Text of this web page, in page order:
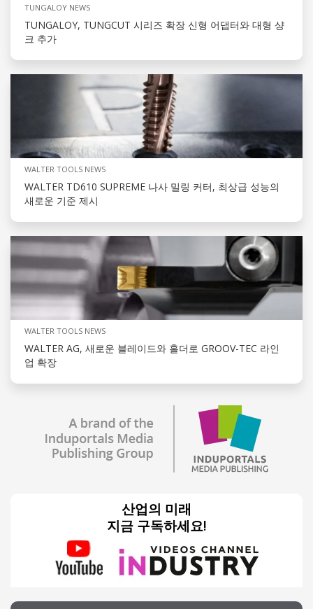
TUNGALOY NEWS
TUNGALOY, TUNGCUT 시리즈 확장 신형 어댑터와 대형 샹
크 추가
WALTER TOOLS NEWS
WALTER TD610 SUPREME 나사 밀링 커터, 최상급 성능의
새로운 기준 제시
WALTER TOOLS NEWS
WALTER AG, 새로운 블레이드와 홀더로 GROOV-TEC 라인
업 확장
산업의 미래
지금 구독하세요!